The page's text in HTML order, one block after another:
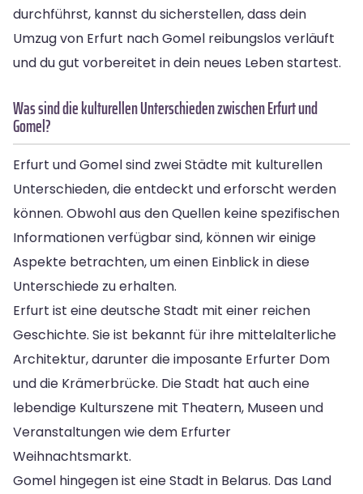
durchführst, kannst du sicherstellen, dass dein
Umzug von Erfurt nach Gomel reibungslos verläuft
und du gut vorbereitet in dein neues Leben startest.
Was sind die kulturellen Unterschieden zwischen Erfurt und
Gomel?
Erfurt und Gomel sind zwei Städte mit kulturellen
Unterschieden, die entdeckt und erforscht werden
können. Obwohl aus den Quellen keine spezifischen
Informationen verfügbar sind, können wir einige
Aspekte betrachten, um einen Einblick in diese
Unterschiede zu erhalten.
Erfurt ist eine deutsche Stadt mit einer reichen
Geschichte. Sie ist bekannt für ihre mittelalterliche
Architektur, darunter die imposante Erfurter Dom
und die Krämerbrücke. Die Stadt hat auch eine
lebendige Kulturszene mit Theatern, Museen und
Veranstaltungen wie dem Erfurter
Weihnachtsmarkt.
Gomel hingegen ist eine Stadt in Belarus. Das Land